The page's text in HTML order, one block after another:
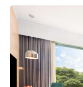
Voir les détails